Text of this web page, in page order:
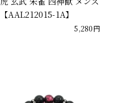
【AAL212015-1A】
5,280円